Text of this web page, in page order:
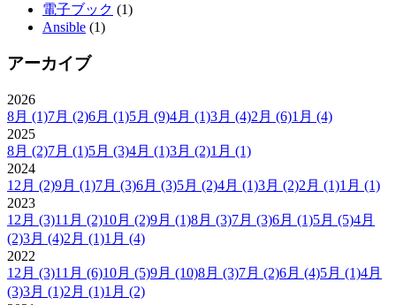
電子ブック (1)
Ansible (1)
アーカイブ
2026
8月 (1)7月 (2)6月 (1)5月 (9)4月 (1)3月 (4)2月 (6)1月 (4)
2025
8月 (2)7月 (1)5月 (3)4月 (1)3月 (2)1月 (1)
2024
12月 (2)9月 (1)7月 (3)6月 (3)5月 (2)4月 (1)3月 (2)2月 (1)1月 (1)
2023
12月 (3)11月 (2)10月 (2)9月 (1)8月 (3)7月 (3)6月 (1)5月 (5)4月
(2)3月 (4)2月 (1)1月 (4)
2022
12月 (3)11月 (6)10月 (5)9月 (10)8月 (3)7月 (2)6月 (4)5月 (1)4月
(3)3月 (1)2月 (1)1月 (2)